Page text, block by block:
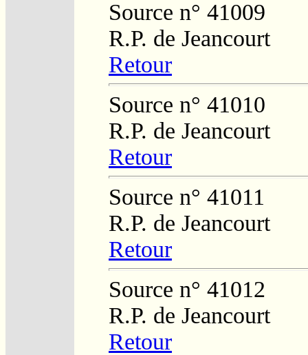
Source n° 41009
R.P. de Jeancourt
Retour
Source n° 41010
R.P. de Jeancourt
Retour
Source n° 41011
R.P. de Jeancourt
Retour
Source n° 41012
R.P. de Jeancourt
Retour